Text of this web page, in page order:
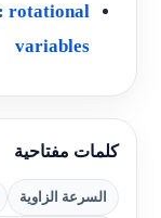
rotational
variables
كلمات مفتاحية
السرعة الزاوية